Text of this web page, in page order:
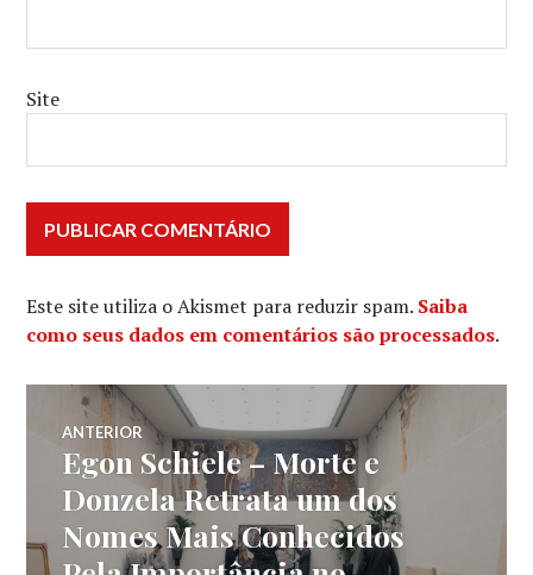
Site
Este site utiliza o Akismet para reduzir spam. Saiba
como seus dados em comentários são processados.
Navegação
de
Post
ANTERIOR
Post
anterior:
Egon Schiele – Morte e
Donzela Retrata um dos
Nomes Mais Conhecidos